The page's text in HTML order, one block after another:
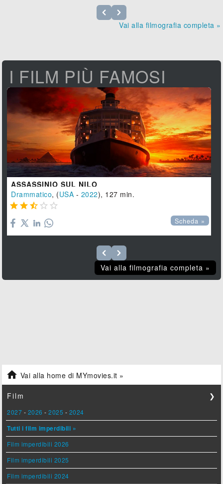
Vai alla filmografia completa »
I FILM PIÙ FAMOSI
ASSASSINIO SUL NILO
Drammatico, (USA - 2022), 127 min.
    
Scheda »
Vai alla filmografia completa »
 Vai alla home di MYmovies.it »
Film ❯
2027 - 2026 -2025 - 2024
Tutti i film imperdibili »
Film imperdibili 2026
Film imperdibili 2025
Film imperdibili 2024